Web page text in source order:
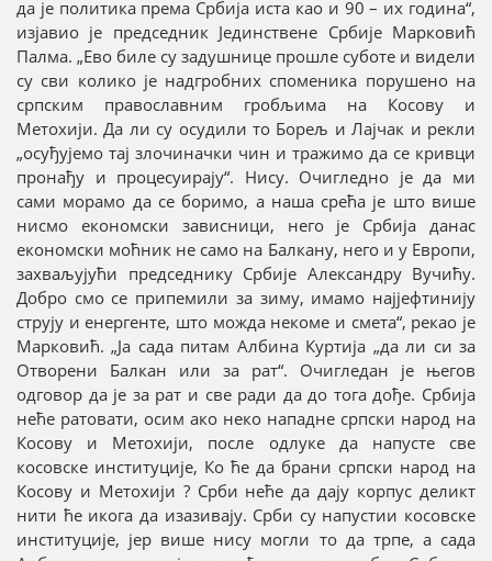
да је политика према Србија иста као и 90 – их година“,
изјавио је председник Јединствене Србије Марковић
Палма. „Ево биле су задушнице прошле суботе и видели
су сви колико је надгробних споменика порушено на
српским православним гробљима на Косову и
Метохији. Да ли су осудили то Борељ и Лајчак и рекли
„осуђујемо тај злочиначки чин и тражимо да се кривци
пронађу и процесуирају“. Нису. Очигледно је да ми
сами морамо да се боримо, а наша срећа је што више
нисмо економски зависници, него је Србија данас
економски моћник не само на Балкану, него и у Европи,
захваљујући председнику Србије Александру Вучићу.
Добро смо се припемили за зиму, имамо најјефтинију
струју и енергенте, што можда некоме и смета“, рекао је
Марковић. „Ја сада питам Албина Куртија „да ли си за
Отворени Балкан или за рат“. Очигледан је његов
одговор да је за рат и све ради да до тога дође. Србија
неће ратовати, осим ако неко нападне српски народ на
Косову и Метохији, после одлуке да напусте све
косовске институције, Ко ће да брани српски народ на
Косову и Метохији ? Срби неће да дају корпус деликт
нити ће икога да изазивају. Срби су напустии косовске
институције, јер више нису могли то да трпе, а сада